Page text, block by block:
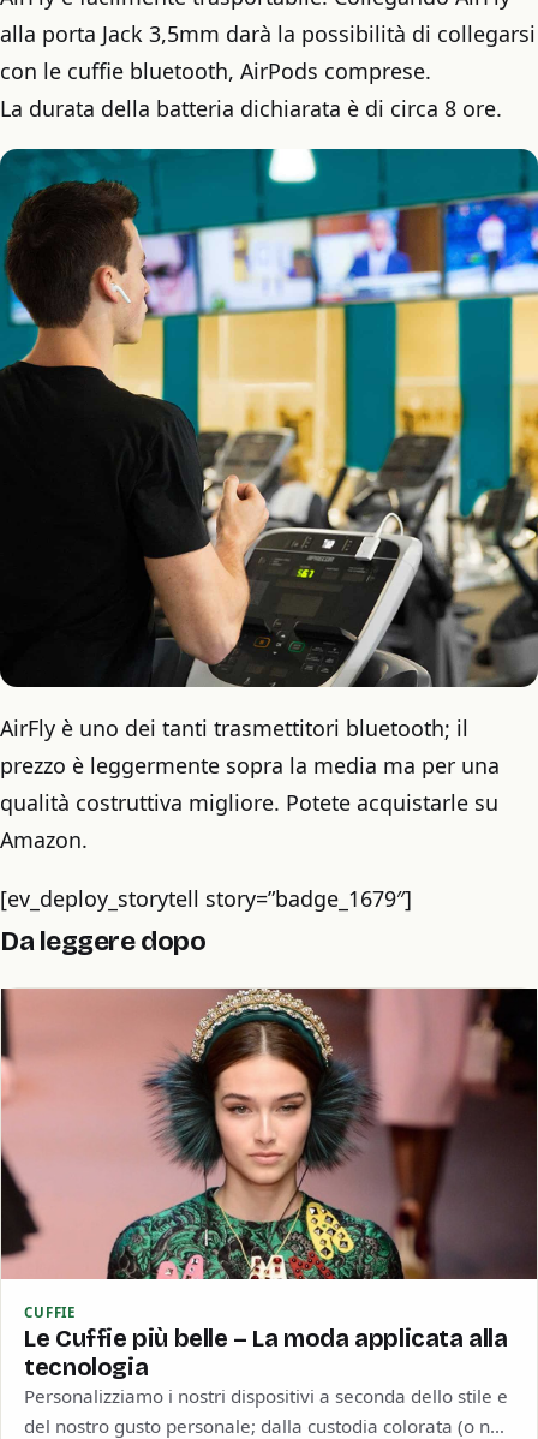
alla porta Jack 3,5mm darà la possibilità di collegarsi
con le cuffie bluetooth, AirPods comprese.
La durata della batteria dichiarata è di circa 8 ore.
AirFly è uno dei tanti trasmettitori bluetooth; il
prezzo è leggermente sopra la media ma per una
qualità costruttiva migliore. Potete acquistarle su
Amazon.
[ev_deploy_storytell story=”badge_1679″]
Da leggere dopo
CUFFIE
Le Cuffie più belle – La moda applicata alla
tecnologia
Personalizziamo i nostri dispositivi a seconda dello stile e
del nostro gusto personale; dalla custodia colorata (o no)